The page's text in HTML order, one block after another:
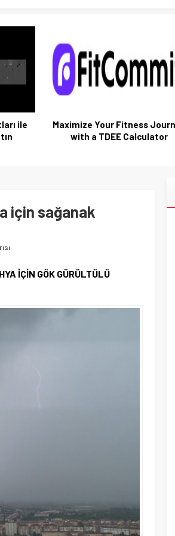
ile
Maximize Your Fitness
with a TDEE Calculator
için sağanak
İÇİN GÖK GÜRÜLTÜLÜ